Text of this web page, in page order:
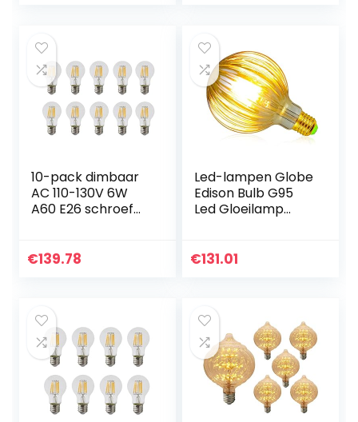
10-pack dimbaar
AC 110-130V 6W
A60 E26 schroef
gloeilampen
€139.78
Led-lampen Globe
Edison Bulb G95
Led Gloeilamp
Decoratieve
€131.01